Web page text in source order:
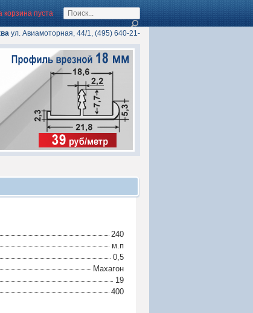
корзина пуста
ул. Авиамоторная, 44/1, (495) 640-21-
240
м.п
0,5
Махагон
19
400